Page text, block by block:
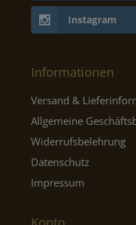
Instagram
Informationen
Versand &
Allgemeine
Widerrufsbelehrung
Datenschutz
Impressum